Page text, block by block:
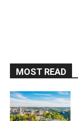
MOST READ